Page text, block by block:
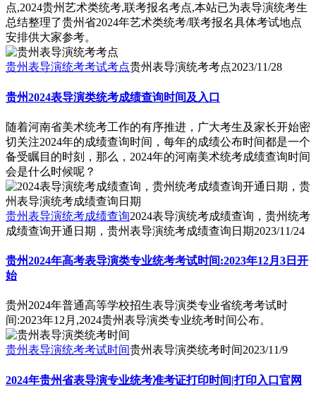
点,2024贵州艺术类统考,联考报名考点,本站已为表导演统考生
总结整理了贵州省2024年艺术类统考/联考报名具体考试地点
安排供大家参考。
贵州表导演统考考试考点贵州表导演统考考点2023/11/28
贵州2024表导演类统考成绩查询时间及入口
随着河南省美术统考工作的有序推进，广大考生及家长开始密
切关注2024年的成绩查询时间，每年的成绩公布时间都是一个
备受瞩目的时刻，那么，2024年的河南美术统考成绩查询时间
会是什么时候呢？
贵州表导演统考成绩查询2024表导演统考成绩查询，贵州统考
成绩查询开通日期，贵州表导演统考成绩查询日期2023/11/24
贵州2024年高考表导演类专业统考考试时间:2023年12月3日开
始
贵州2024年普通高等学校招生表导演类专业省统考考试时
间:2023年12月,2024贵州表导演类专业统考时间公布。
贵州表导演统考考试时间贵州表导演类统考时间2023/11/9
2024年贵州省表导演专业统考准考证打印时间|打印入口官网